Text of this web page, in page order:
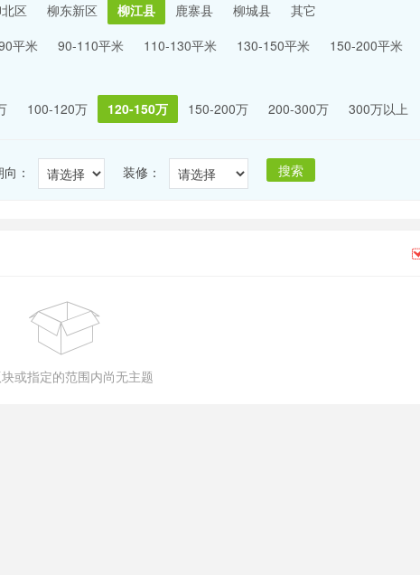
区
柳东新区 柳江县 鹿寨县 柳城县
其它
平米
90-110平米 110-130平米 130-150平米 150-200平米
100-120万 120-150万 150-200万 200-300万 300万以上
： 装修： 搜索
或指定的范围内尚无主题